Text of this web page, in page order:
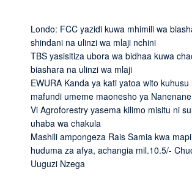
Londo: FCC yazidi kuwa mhimili wa
shindani na ulinzi wa mlaji nchini
TBS yasisitiza ubora wa bidhaa kuwa
biashara na ulinzi wa mlaji
EWURA Kanda ya kati yatoa wito kuhusu
mafundi umeme maonesho ya Nanenane
Vi Agroforestry yasema kilimo misitu ni
uhaba wa chakula
Mashili ampongeza Rais Samia kwa
huduma za afya, achangia mil.10.5/-
Uuguzi Nzega